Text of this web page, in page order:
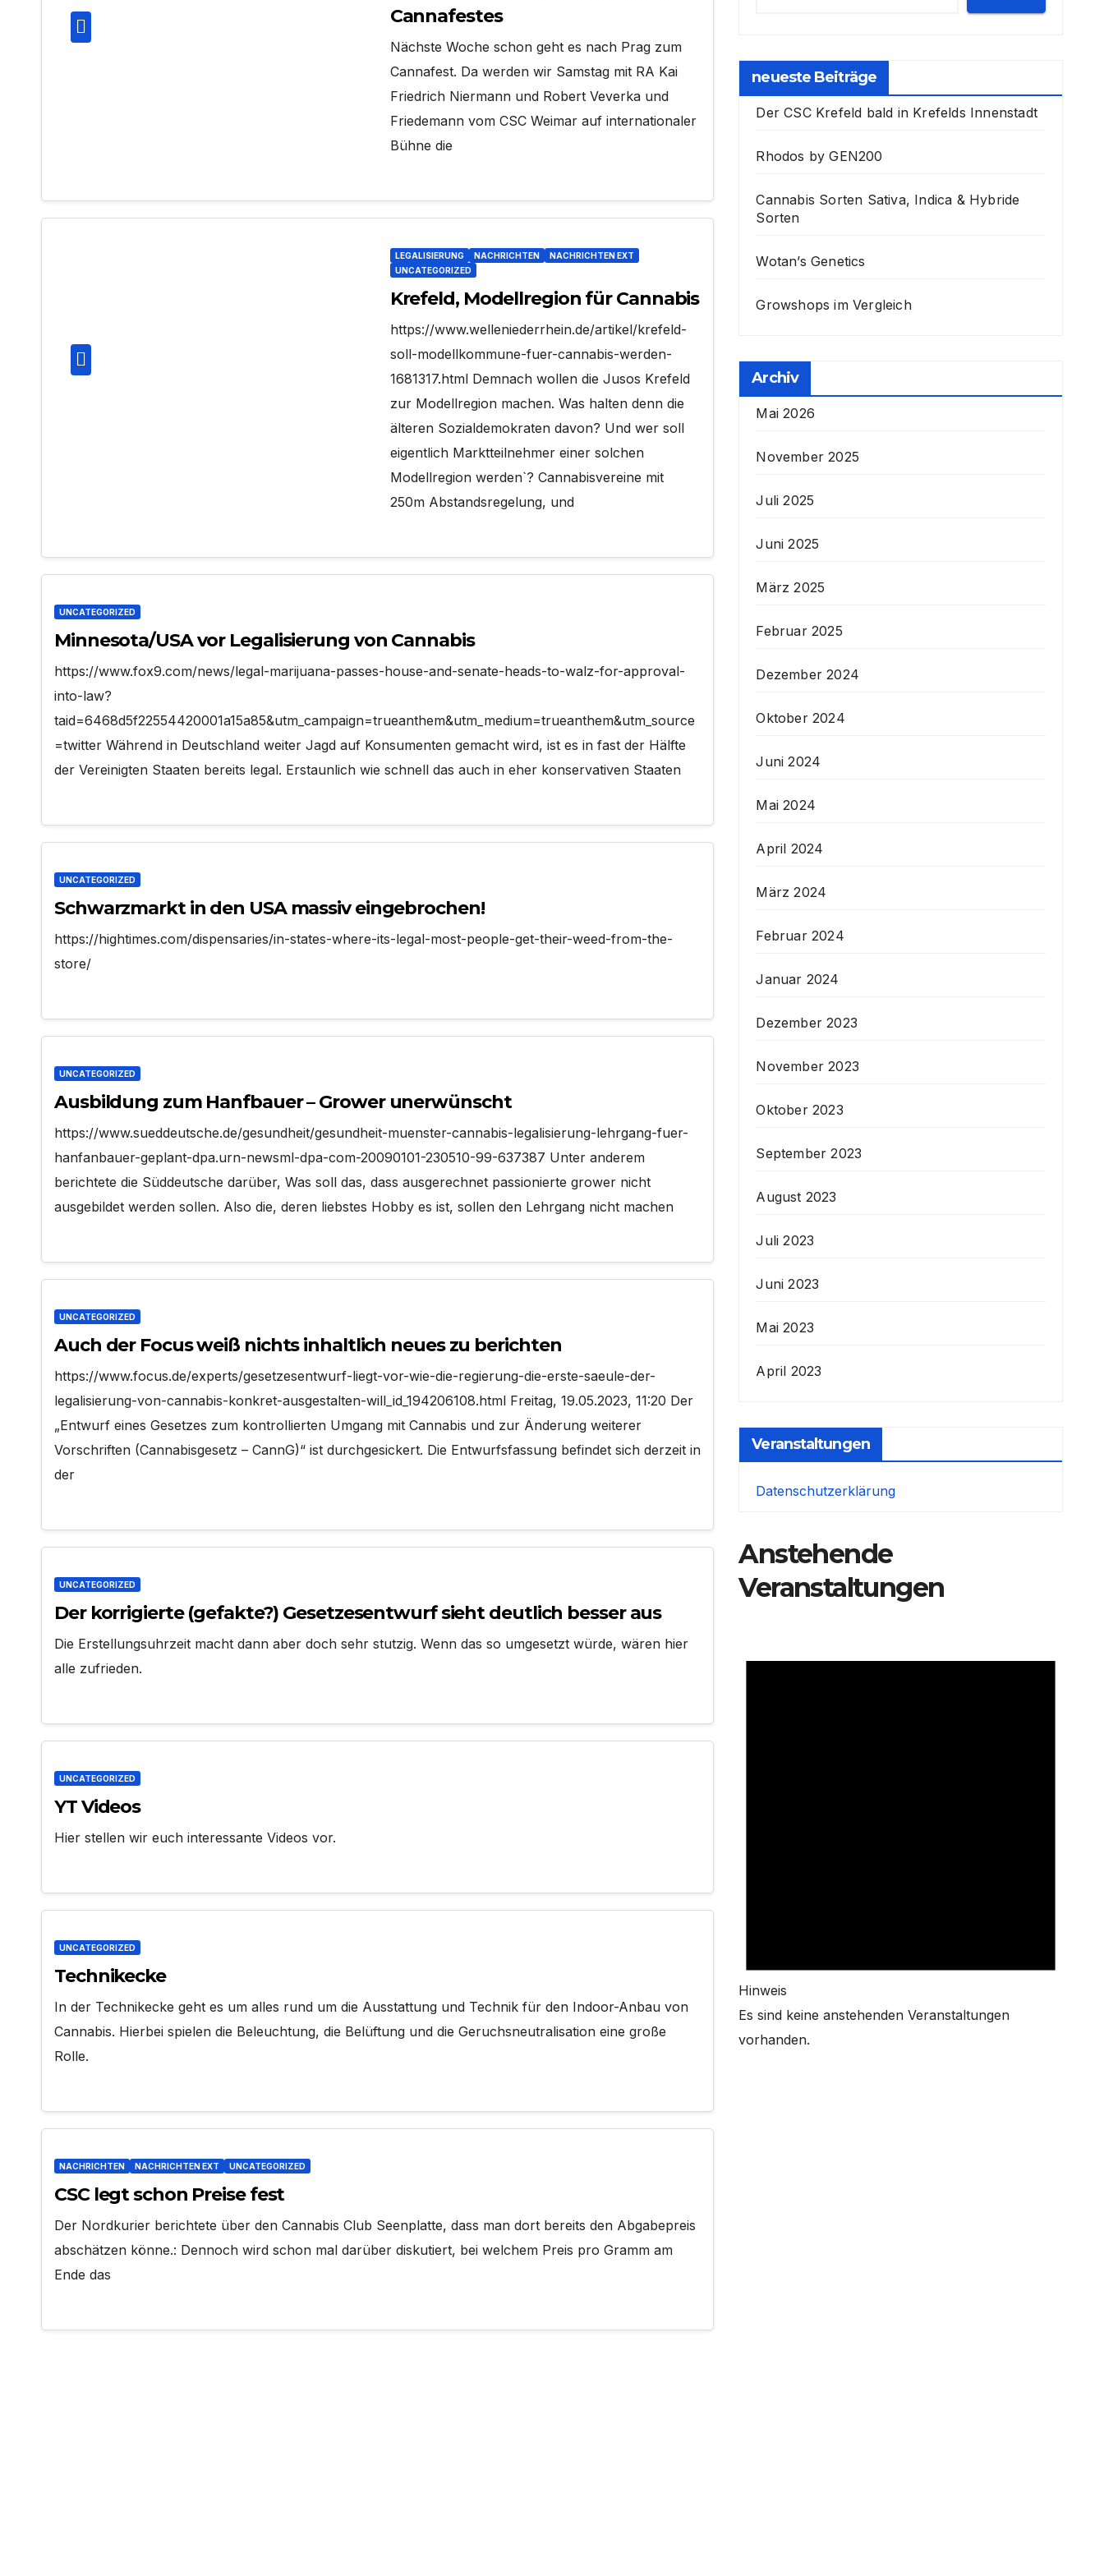
Cannafestes
Nächste Woche schon geht es nach Prag zum
Cannafest. Da werden wir Samstag mit RA Kai
Friedrich Niermann und Robert Veverka und
Friedemann vom CSC Weimar auf internationaler
Bühne die
LEGALISIERUNG NACHRICHTEN
NACHRICHTEN EXT
UNCATEGORIZED
Krefeld, Modellregion für Cannabis
https://www.welleniederrhein.de/artikel/krefeld-
soll-modellkommune-fuer-cannabis-werden-
1681317.html Demnach wollen die Jusos Krefeld
zur Modellregion machen. Was halten denn die
älteren Sozialdemokraten davon? Und wer soll
eigentlich Marktteilnehmer einer solchen
Modellregion werden`? Cannabisvereine mit
250m Abstandsregelung, und
UNCATEGORIZED
Minnesota/USA vor Legalisierung von Cannabis
https://www.fox9.com/news/legal-marijuana-passes-house-and-senate-heads-to-walz-for-approval-
into-law?
taid=6468d5f22554420001a15a85&utm_campaign=trueanthem&utm_medium=trueanthem&utm_source
=twitter Während in Deutschland weiter Jagd auf Konsumenten gemacht wird, ist es in fast der Hälfte
der Vereinigten Staaten bereits legal. Erstaunlich wie schnell das auch in eher konservativen Staaten
UNCATEGORIZED
Schwarzmarkt in den USA massiv eingebrochen!
https://hightimes.com/dispensaries/in-states-where-its-legal-most-people-get-their-weed-from-the-
store/
UNCATEGORIZED
Ausbildung zum Hanfbauer – Grower unerwünscht
https://www.sueddeutsche.de/gesundheit/gesundheit-muenster-cannabis-legalisierung-lehrgang-fuer-
hanfanbauer-geplant-dpa.urn-newsml-dpa-com-20090101-230510-99-637387 Unter anderem
berichtete die Süddeutsche darüber, Was soll das, dass ausgerechnet passionierte grower nicht
ausgebildet werden sollen. Also die, deren liebstes Hobby es ist, sollen den Lehrgang nicht machen
UNCATEGORIZED
Auch der Focus weiß nichts inhaltlich neues zu berichten
https://www.focus.de/experts/gesetzesentwurf-liegt-vor-wie-die-regierung-die-erste-saeule-der-
legalisierung-von-cannabis-konkret-ausgestalten-will_id_194206108.html Freitag, 19.05.2023, 11:20 Der
„Entwurf eines Gesetzes zum kontrollierten Umgang mit Cannabis und zur Änderung weiterer
Vorschriften (Cannabisgesetz – CannG)“ ist durchgesickert. Die Entwurfsfassung befindet sich derzeit in
der
UNCATEGORIZED
Der korrigierte (gefakte?) Gesetzesentwurf sieht deutlich besser aus
Die Erstellungsuhrzeit macht dann aber doch sehr stutzig. Wenn das so umgesetzt würde, wären hier
alle zufrieden.
UNCATEGORIZED
YT Videos
Hier stellen wir euch interessante Videos vor.
UNCATEGORIZED
Technikecke
In der Technikecke geht es um alles rund um die Ausstattung und Technik für den Indoor-Anbau von
Cannabis. Hierbei spielen die Beleuchtung, die Belüftung und die Geruchsneutralisation eine große
Rolle.
NACHRICHTEN NACHRICHTEN EXT UNCATEGORIZED
CSC legt schon Preise fest
Der Nordkurier berichtete über den Cannabis Club Seenplatte, dass man dort bereits den Abgabepreis
abschätzen könne.: Dennoch wird schon mal darüber diskutiert, bei welchem Preis pro Gramm am
Ende das
neueste Beiträge
Der CSC Krefeld bald in Krefelds Innenstadt
Rhodos by GEN200
Cannabis Sorten Sativa, Indica & Hybride
Sorten
Wotan’s Genetics
Growshops im Vergleich
Archiv
Mai 2026
November 2025
Juli 2025
Juni 2025
März 2025
Februar 2025
Dezember 2024
Oktober 2024
Juni 2024
Mai 2024
April 2024
März 2024
Februar 2024
Januar 2024
Dezember 2023
November 2023
Oktober 2023
September 2023
August 2023
Juli 2023
Juni 2023
Mai 2023
April 2023
Veranstaltungen
Datenschutzerklärung
Anstehende
Veranstaltungen
Hinweis
Es sind keine anstehenden Veranstaltungen
vorhanden.